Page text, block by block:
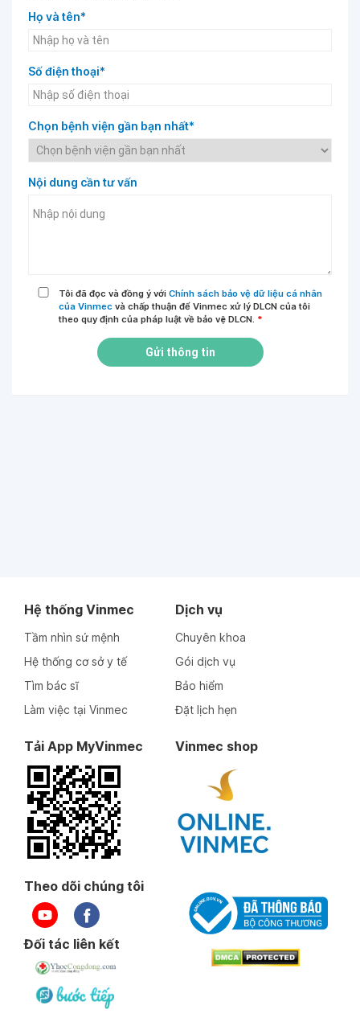
Họ và tên*
Số điện thoại*
Chọn bệnh viện gần bạn nhất*
Nội dung cần tư vấn
Tôi đã đọc và đồng ý với Chính sách bảo vệ dữ liệu cá nhân
của Vinmec và chấp thuận để Vinmec xử lý DLCN của tôi
theo quy định của pháp luật về bảo vệ DLCN. *
Gửi thông tin
Hệ thống Vinmec
Tầm nhìn sứ mệnh
Hệ thống cơ sở y tế
Tìm bác sĩ
Làm việc tại Vinmec
Dịch vụ
Chuyên khoa
Gói dịch vụ
Bảo hiểm
Đặt lịch hẹn
Tải App MyVinmec Vinmec shop
Theo dõi chúng tôi
Đối tác liên kết